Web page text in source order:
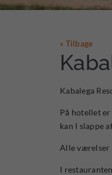
« Tilbage
Kabalega
På hotellet
kan I slappe
Alle værelser
I